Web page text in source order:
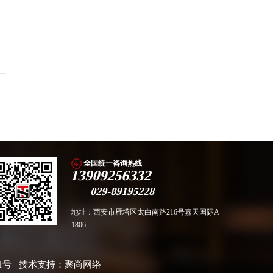
全国统一咨询热线
13909256332
029-89195228
地址：西安市雁塔区太白南路216号嘉天国际A-
1806
号技术支持： 聚尚网络